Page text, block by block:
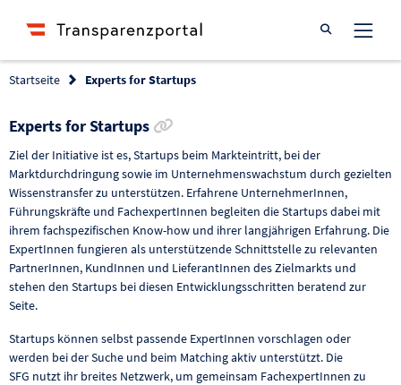
Suche öffnen
Startseite Experts for Startups
Experts for Startups
Ziel der Initiative ist es, Startups beim Markteintritt, bei der
Marktdurchdringung sowie im Unternehmenswachstum durch gezielten
Wissenstransfer zu unterstützen. Erfahrene UnternehmerInnen,
Führungskräfte und FachexpertInnen begleiten die Startups dabei mit
ihrem fachspezifischen Know-how und ihrer langjährigen Erfahrung. Die
ExpertInnen fungieren als unterstützende Schnittstelle zu relevanten
PartnerInnen, KundInnen und LieferantInnen des Zielmarkts und
stehen den Startups bei diesen Entwicklungsschritten beratend zur
Seite.
Startups können selbst passende ExpertInnen vorschlagen oder
werden bei der Suche und beim Matching aktiv unterstützt. Die
SFG nutzt ihr breites Netzwerk, um gemeinsam FachexpertInnen zu